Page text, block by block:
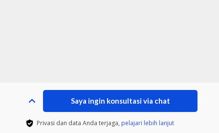
Saya ingin konsultasi via chat
Privasi dan data Anda terjaga, pelajari lebih lanjut